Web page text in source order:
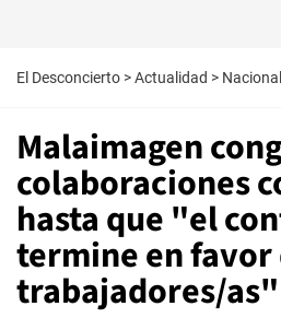
El Desconcierto >Actualidad > Nacional
Malaimagen
colaboraciones
hasta que "el
termine en favor
trabajadores/as"